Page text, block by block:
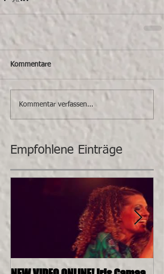
Kommentare
Kommentar verfassen...
Empfohlene Einträge